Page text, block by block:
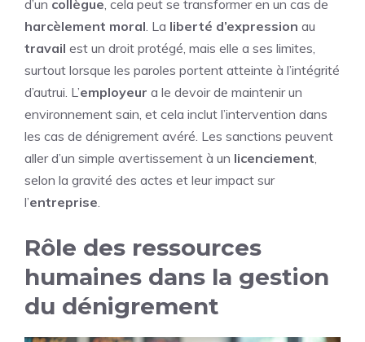
d’un collègue , cela peut se transformer en un cas de
harcèlement moral . La liberté d’expression au
travail est un droit protégé, mais elle a ses limites,
surtout lorsque les paroles portent atteinte à l’intégrité
d’autrui. L’employeur a le devoir de maintenir un
environnement sain, et cela inclut l’intervention dans
les cas de dénigrement avéré. Les sanctions peuvent
aller d’un simple avertissement à un licenciement
selon la gravité des actes et leur impact sur
l’entreprise
Rôle des ressources
humaines dans la gestion
du dénigrement